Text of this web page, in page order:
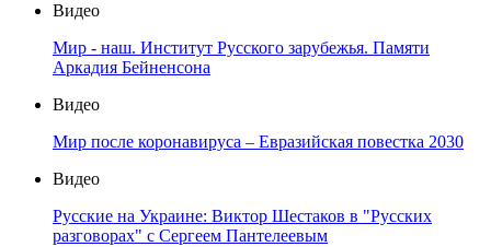
Видео
Мир - наш. Институт Русского зарубежья. Памяти
Аркадия Бейненсона
Видео
Мир после коронавируса – Евразийская повестка 2030
Видео
Русские на Украине: Виктор Шестаков в "Русских
разговорах" с Сергеем Пантелеевым